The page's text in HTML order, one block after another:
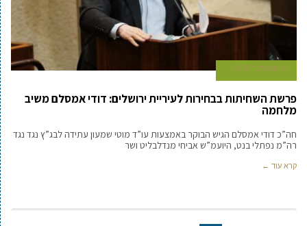
8 בנובמבר 2021
פרשת השחיתות בבחירות לעיריית ירושלים: דודי אמסלם משיב
מלחמה
חה”כ דודי אמסלם הגיש הבוקר באמצעות עו”ד מוטי שמעון עתידה לבג”ץ נגד נגד
רה”מ נפתלי בנט, היועמ”ש אביחי מנדלבליט ושר
קרא עוד ←